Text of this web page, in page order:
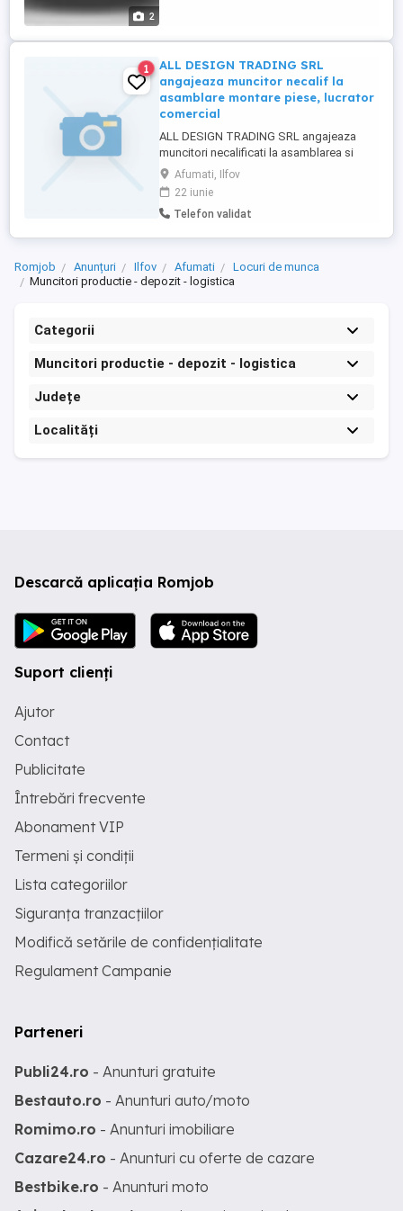
2
1
ALL DESIGN TRADING SRL
angajeaza muncitor necalif la
asamblare montare piese, lucrator
comercial
ALL DESIGN TRADING SRL angajeaza
muncitori necalificati la asamblarea si
montarea pieselor, si lucrator comercial ,
salariul este de 4050 lei luna, 8 ore zi, 40
oire saptamana; orele suplimentare se
platesc conform legislatiei in domeniu ,
Afumati, Ilfov
22 iunie
Telefon validat
Romjob Anunțuri Ilfov Afumati
Locuri de munca
Muncitori productie - depozit - logistica
Categorii
Muncitori productie - depozit - logistica
Județe
Localități
Descarcă aplicația Romjob
Suport clienți
Ajutor
Contact
Publicitate
Întrebări frecvente
Abonament VIP
Termeni și condiții
Lista categoriilor
Siguranța tranzacțiilor
Modifică setările de confidențialitate
Regulament Campanie
Parteneri
Publi24.ro - Anunturi gratuite
Bestauto.ro - Anunturi auto/moto
Romimo.ro - Anunturi imobiliare
Cazare24.ro - Anunturi cu oferte de cazare
Bestbike.ro - Anunturi moto